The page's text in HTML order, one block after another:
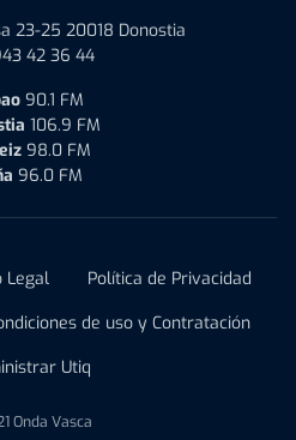
23-25 20018 Donostia
42 36 44
90.1 FM
106.9 FM
98.0 FM
96.0 FM
Legal
Política de Privacidad
de uso y Contratación
Utiq
Onda Vasca